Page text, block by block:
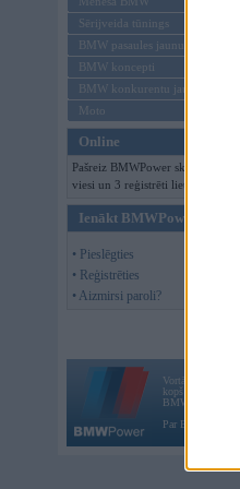
Sērijveida tūnings
BMW pasaules jaunumi
BMW koncepti
BMW konkurentu jaunumi
Moto
Online
Pašreiz BMWPower skatās 156
viesi un 3 reģistrēti lietotāji.
Ienākt BMWPower
• Pieslēgties
• Reģistrēties
• Aizmirsi paroli?
Vortāls
kopš 2002. gada
BMW AG.
Par BMWPower